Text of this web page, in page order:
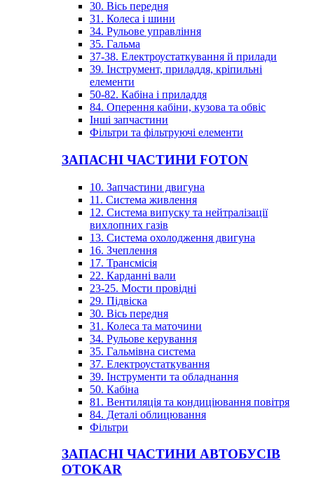
30. Вісь передня
31. Колеса і шини
34. Рульове управління
35. Гальма
37-38. Електроустаткування й прилади
39. Інструмент, приладдя, кріпильні
елементи
50-82. Кабіна і приладдя
84. Оперення кабіни, кузова та обвіс
Інші запчастини
Фільтри та фільтруючі елементи
ЗАПАСНІ ЧАСТИНИ FOTON
10. Запчастини двигуна
11. Система живлення
12. Система випуску та нейтралізації
вихлопних газів
13. Система охолодження двигуна
16. Зчеплення
17. Трансмісія
22. Карданні вали
23-25. Мости провідні
29. Підвіска
30. Вісь передня
31. Колеса та маточини
34. Рульове керування
35. Гальмівна система
37. Електроустаткування
39. Інструменти та обладнання
50. Кабіна
81. Вентиляція та кондиціювання повітря
84. Деталі облицювання
Фільтри
ЗАПАСНІ ЧАСТИНИ АВТОБУСІВ
OTOKAR